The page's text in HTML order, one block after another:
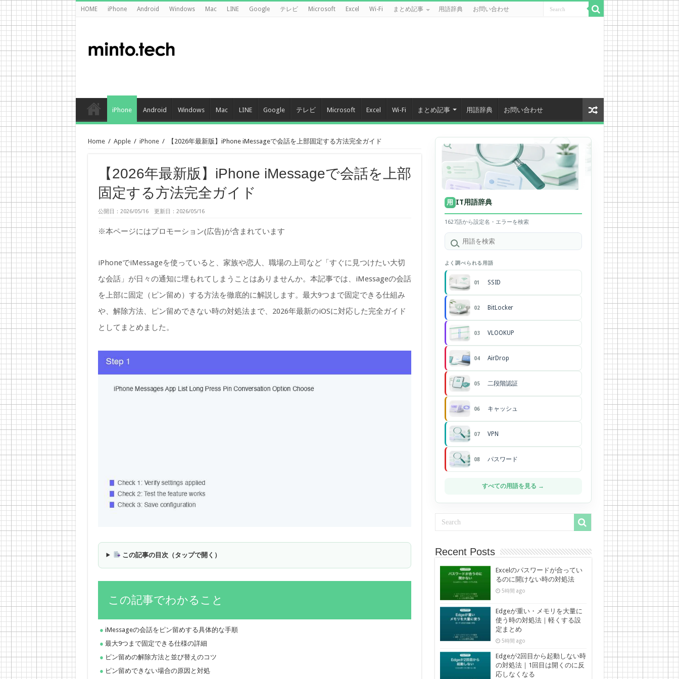
HOME iPhone Android Windows Mac LINE Google テレビ Microsoft Excel Wi-Fi まとめ記事 用語辞典 お問い合わせ
iPhone Android Windows Mac LINE Google テレビ Microsoft Excel Wi-Fi まとめ記事 用語辞典 お問い合わせ
Home / Apple / iPhone / 【2026年最新版】iPhone iMessageで会話を上部固定する方法完全ガイド
【2026年最新版】iPhone iMessageで会話を上部
固定する方法完全ガイド
公開日：2026/05/16 更新日：2026/05/16
※本ページにはプロモーション(広告)が含まれています
iPhoneでiMessageを使っていると、家族や恋人、職場の上司など「すぐに見つけたい大切
な会話」が日々の通知に埋もれてしまうことはありませんか。本記事では、iMessageの会話
を上部に固定（ピン留め）する方法を徹底的に解説します。最大9つまで固定できる仕組み
や、解除方法、ピン留めできない時の対処法まで、2026年最新のiOSに対応した完全ガイド
としてまとめました。
この記事の目次（タップで開く）
この記事でわかること
iMessageの会話をピン留めする具体的な手順
最大9つまで固定できる仕様の詳細
ピン留めの解除方法と並び替えのコツ
ピン留めできない場合の原因と対処
用 IT用語辞典
1627語から設定名・エラーを検索
よく調べられる用語
01 SSID
02 BitLocker
03 VLOOKUP
04 AirDrop
05 二段階認証
06 キャッシュ
07 VPN
08 パスワード
すべての用語を見る →
Recent Posts
Excelのパスワードが合ってい
るのに開けない時の対処法
5時間 ago
Edgeが重い・メモリを大量に
使う時の対処法｜軽くする設
定まとめ
5時間 ago
Edgeが2回目から起動しない時
の対処法｜1回目は開くのに反
応しなくなる